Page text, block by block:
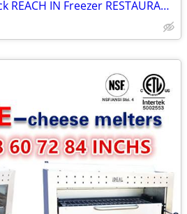
-40 F Blast Chiller Shock REACH IN Freezer RESTAURANT EQUIPMENT